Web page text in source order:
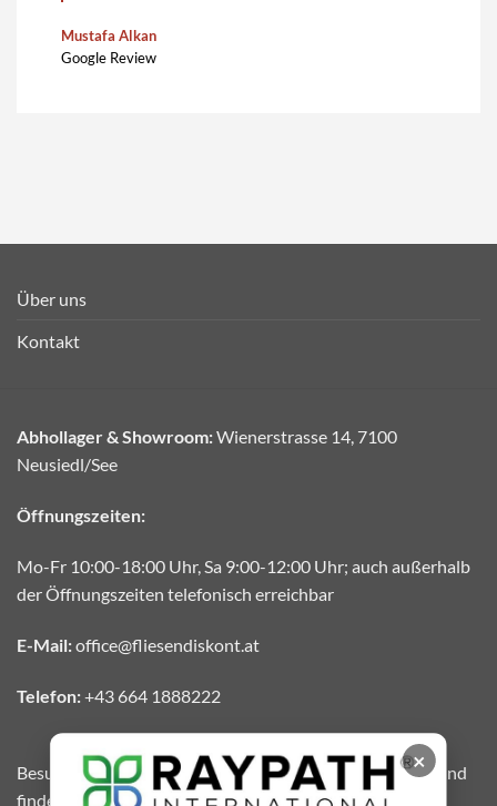
Mustafa Alkan
Google Review
×
Über uns
Kontakt
Abhollager & Showroom:Wienerstrasse 14, 7100
Neusiedl/See
Öffnungszeiten:
Mo-Fr 10:00-18:00 Uhr, Sa 9:00-12:00 Uhr; auch außerhalb
der Öffnungszeiten telefonisch erreichbar
E-Mail:office@fliesendiskont.at
Telefon:+43 664 1888222
Besuchen Sie unser grosses Abhollager in Neusiedl/See und
finden Sie Ihre Wunschfliese zum besten Preis. Sofort